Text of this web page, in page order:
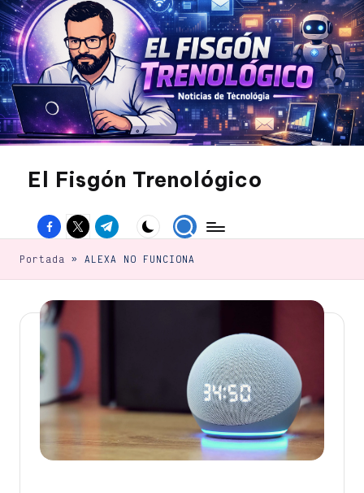
Saltar
al
contenido
El Fisgón Trenológico
sitio
noticias
tecnología
Facebook
Twitter
Canal
Telegram
Portada » ALEXA NO FUNCIONA